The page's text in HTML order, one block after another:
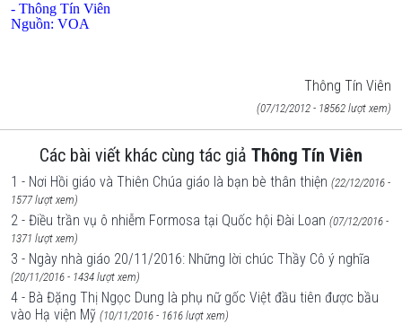
- Thông Tín Viên
Nguồn: VOA
Thông Tín Viên
(07/12/2012 - 18562 lượt xem)
Các bài viết khác cùng tác giả Thông Tín Viên
1 - Nơi Hồi giáo và Thiên Chúa giáo là bạn bè thân thiện (22/12/2016 -
1577 lượt xem)
2 - Điều trần vụ ô nhiễm Formosa tại Quốc hội Đài Loan (07/12/2016 -
1371 lượt xem)
3 - Ngày nhà giáo 20/11/2016: Những lời chúc Thầy Cô ý nghĩa
(20/11/2016 - 1434 lượt xem)
4 - Bà Đặng Thị Ngọc Dung là phụ nữ gốc Việt đầu tiên được bầu
vào Hạ viện Mỹ (10/11/2016 - 1616 lượt xem)